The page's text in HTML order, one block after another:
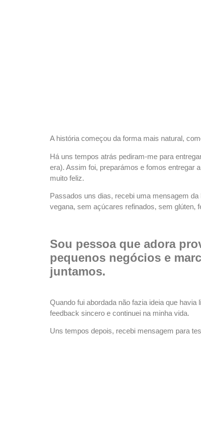
A história começou da forma mais natural,
Há uns tempos atrás pediram-me para
era). Assim foi, preparámos e fomos entregar
muito feliz.
Passados uns dias, recebi uma mensagem
vegana, sem açúcares refinados, sem glúten,
Sou pessoa que adora
pequenos negócios e
juntamos.
Quando fui abordada não fazia ideia que
feedback sincero e continuei na minha vida.
Uns tempos depois, recebi mensagem para